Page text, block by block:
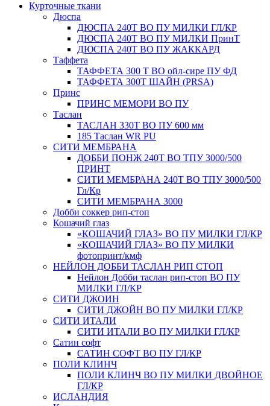
Курточные ткани
Дюспа
ДЮСПА 240Т ВО ПУ МИЛКИ ГЛ/КР
ДЮСПА 240Т ВО ПУ МИЛКИ ПринТ
ДЮСПА 240Т ВО ПУ ЖАККАРД
Таффета
ТАФФЕТА 300 Т ВО ойл-сире ПУ ФД
ТАФФЕТА 300Т ШАЙН (PRSA)
Принс
ПРИНС МЕМОРИ ВО ПУ
Таслан
ТАСЛАН 330T ВО ПУ 600 мм
185 Таслан WR PU
СИТИ МЕМБРАНА
ДОББИ ПОНЖ 240Т ВО ТПУ 3000/500
ПРИНТ
СИТИ МЕМБРАНА 240Т ВО ТПУ 3000/500
Гл/Кр
СИТИ МЕМБРАНА 3000
Добби соккер рип-стоп
Кошачий глаз
«КОШАЧИЙ ГЛАЗ» ВО ПУ МИЛКИ ГЛ/КР
«КОШАЧИЙ ГЛАЗ» ВО ПУ МИЛКИ
фотопринт/кмф
НЕЙЛОН ДОББИ ТАСЛАН РИП СТОП
Нейлон Добби таслан рип-стоп ВО ПУ
МИЛКИ ГЛ/КР
СИТИ ДЖОИН
СИТИ ДЖОЙН ВО ПУ МИЛКИ ГЛ/КР
СИТИ ИТАЛИ
СИТИ ИТАЛИ ВО ПУ МИЛКИ ГЛ/КР
Сатин софт
САТИН СОФТ ВО ПУ ГЛ/КР
ПОЛИ КЛИНЧ
ПОЛИ КЛИНЧ ВО ПУ МИЛКИ ДВОЙНОЕ
ГЛ/КР
ИСЛАНДИЯ